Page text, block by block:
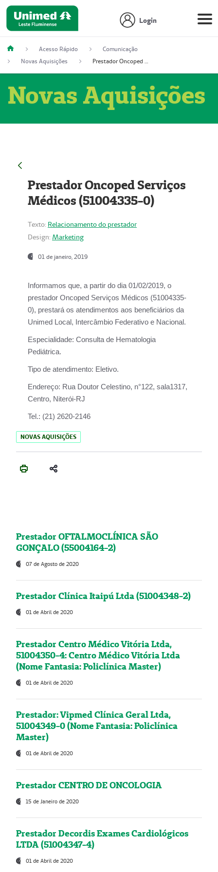
Login
Acesso Rápido
Comunicação
Novas Aquisições
Prestador Oncoped Serviços Médicos (51004335-0)
Novas Aquisições
Prestador Oncoped Serviços
Médicos (51004335-0)
Texto: Relacionamento do prestador
Design: Marketing
01 de janeiro, 2019
Informamos que, a partir do dia 01/02/2019, o
prestador Oncoped Serviços Médicos (51004335-
0), prestará os atendimentos aos beneficiários da
Unimed Local, Intercâmbio Federativo e Nacional.
Especialidade: Consulta de Hematologia
Pediátrica.
Tipo de atendimento: Eletivo.
Endereço: Rua Doutor Celestino, n°122, sala1317,
Centro, Niterói-RJ
Tel.: (21) 2620-2146
NOVAS AQUISIÇÕES
Prestador OFTALMOCLÍNICA SÃO
GONÇALO (55004164-2)
07 de Agosto de 2020
Prestador Clínica Itaipú Ltda (51004348-2)
01 de Abril de 2020
Prestador Centro Médico Vitória Ltda,
51004350-4: Centro Médico Vitória Ltda
(Nome Fantasia: Policlínica Master)
01 de Abril de 2020
Prestador: Vipmed Clínica Geral Ltda,
51004349-0 (Nome Fantasia: Policlínica
Master)
01 de Abril de 2020
Prestador CENTRO DE ONCOLOGIA
15 de Janeiro de 2020
Prestador Decordis Exames Cardiológicos
LTDA (51004347-4)
01 de Abril de 2020